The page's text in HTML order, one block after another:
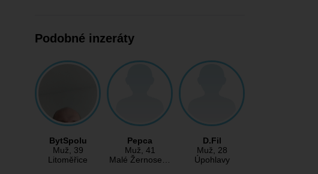
Podobné inzeráty
BytSpolu
Muž, 39
Litoměřice
Pepca
Muž, 41
Malé Žernose…
D.Fil
Muž, 28
Úpohlavy